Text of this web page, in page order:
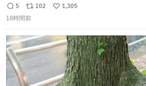
てみた😓😓 #TravisJapan #Jリーグ #
返
信
5
リ
ポ
ト
数
102
い
数
1,305
18時間前